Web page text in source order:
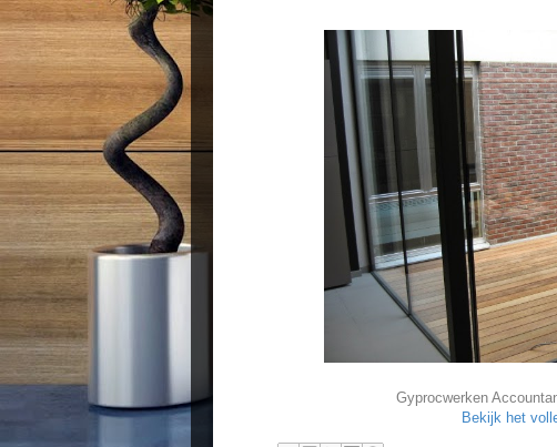
Gyprocwerken
Bekijk het